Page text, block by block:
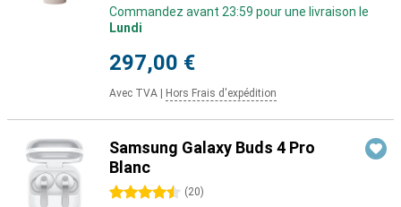
Commandez avant 23:59 pour une livraison le
Lundi
297,00 €
Avec TVA Hors Frais d'expédition
Samsung Galaxy Buds 4 Pro
Blanc
4.5 étoiles (20)